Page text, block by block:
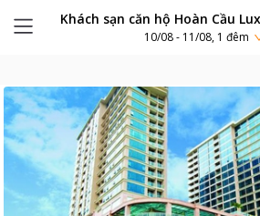
Khách sạn căn hộ Hoàn Cầu
10/08 - 11/08, 1 đêm